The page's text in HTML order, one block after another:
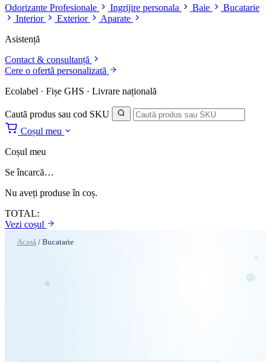
Odorizante Profesionale
Ingrijire personala Baie
Bucatarie
Interior
Exterior
Aparate
Asistență
Contact & consultanță
Cere o ofertă personalizată
Ecolabel · Fișe GHS · Livrare națională
Caută produs sau cod SKU
Coșul meu
Coșul meu
Se încarcă…
Nu aveți produse în coș.
TOTAL:
Vezi coșul
Acasă / Bucatarie